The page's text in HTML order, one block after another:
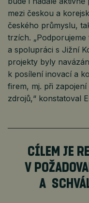
mezi českou a
českého průmyslu,
trzích.
a spolupráci s Jižní
projekty byly
k posílení inovací a
firem, mj. při
zdrojů,“ konstatoval
CÍLEM JE
V
A